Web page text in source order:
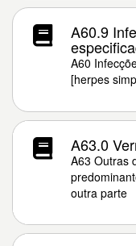
A60.9
A60
[herpes
A63.0
A63 Outras
outra parte